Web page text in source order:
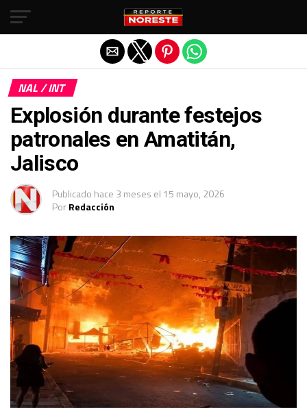
NAL / INT
Explosión durante festejos
patronales en Amatitán,
Jalisco
Publicado hace 3 meses el 15 mayo, 2026
PorRedacción
Salir de la versión móvil